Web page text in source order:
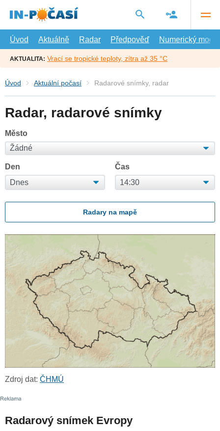
hlavní
Úvod
Aktuálně Radar Předpověď Numerický model
AKTUALITA: Vrací se tropické teploty, zítra až 35 °C
Úvod Aktuální počasí Radarové snímky, radar
Radar, radarové snímky
Město
Den Čas
Radary na mapě
Zdroj dat: ČHMÚ
Radarový snímek Evropy